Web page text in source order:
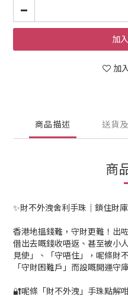
加
加
商品描述 送貨
商
✨財不外洩舍利手珠｜鎖住財
香港地搵錢難，守財更難！出
借出去嘅錢收唔返、甚至被小
見使」、「守唔住」，呢條財
「守財困難戶」而設嘅開運守
🔐呢條「財不外洩」手珠點解